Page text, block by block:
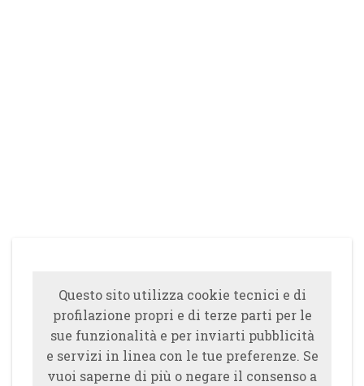
Questo sito utilizza cookie tecnici e di
profilazione propri e di terze parti per le
sue funzionalità e per inviarti pubblicità
e servizi in linea con le tue preferenze. Se
vuoi saperne di più o negare il consenso a